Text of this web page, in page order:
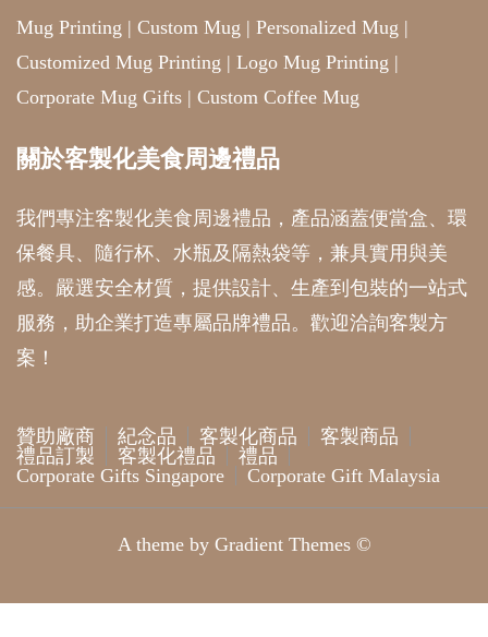
Mug Printing | Custom Mug | Personalized Mug |
Customized Mug Printing | Logo Mug Printing |
Corporate Mug Gifts | Custom Coffee Mug
關於客製化美食周邊禮品
我們專注客製化美食周邊禮品，產品涵蓋便當盒、環
保餐具、隨行杯、水瓶及隔熱袋等，兼具實用與美
感。嚴選安全材質，提供設計、生產到包裝的一站式
服務，助企業打造專屬品牌禮品。歡迎洽詢客製方
案！
贊助廠商 紀念品 客製化商品
客製商品
禮品訂製
客製化禮品
禮品
Corporate Gifts Singapore
Corporate Gift Malaysia
A theme by Gradient Themes ©